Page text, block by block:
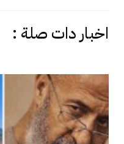
اخبار دات صلة :